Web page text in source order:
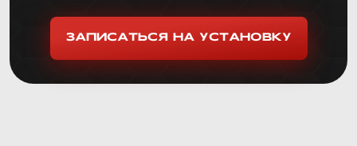
ЗАПИСАТЬСЯ НА УСТАНОВКУ